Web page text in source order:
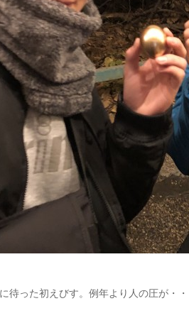
待った初えびす。例年より人の圧が・